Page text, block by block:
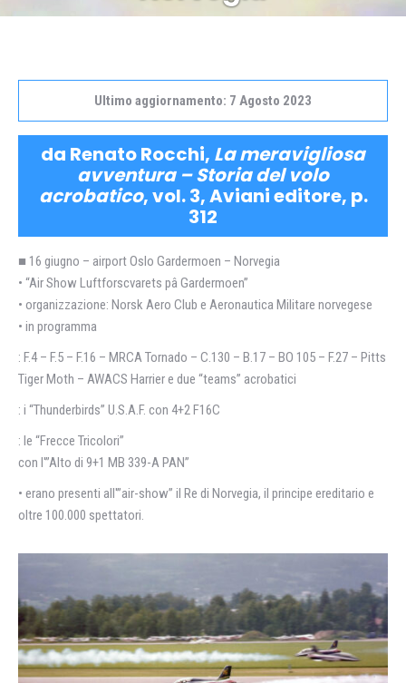
Ultimo aggiornamento: 7 Agosto 2023
da Renato Rocchi, La meravigliosa
avventura – Storia del volo
acrobatico, vol. 3, Aviani editore, p.
312
■ 16 giugno – airport Oslo Gardermoen – Norvegia
• “Air Show Luftforscvarets pâ Gardermoen”
• organizzazione: Norsk Aero Club e Aeronautica Militare norvegese
• in programma
: F.4 – F.5 – F.16 – MRCA Tornado – C.130 – B.17 – BO 105 – F.27 – Pitts
Tiger Moth – AWACS Harrier e due “teams” acrobatici
: i “Thunderbirds” U.S.A.F. con 4+2 F16C
: le “Frecce Tricolori”
con l'”Alto di 9+1 MB 339-A PAN”
• erano presenti all'”air-show” il Re di Norvegia, il principe ereditario e
oltre 100.000 spettatori.